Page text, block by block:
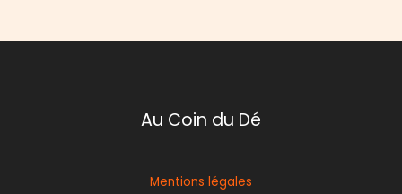
Au Coin du Dé
Mentions légales